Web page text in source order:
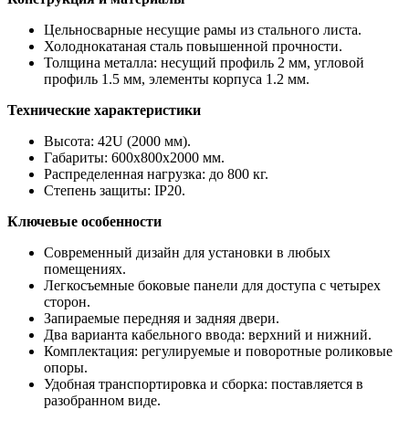
Цельносварные несущие рамы из стального листа.
Холоднокатаная сталь повышенной прочности.
Толщина металла: несущий профиль 2 мм, угловой
профиль 1.5 мм, элементы корпуса 1.2 мм.
Технические характеристики
Высота: 42U (2000 мм).
Габариты: 600x800x2000 мм.
Распределенная нагрузка: до 800 кг.
Степень защиты: IP20.
Ключевые особенности
Современный дизайн для установки в любых
помещениях.
Легкосъемные боковые панели для доступа с четырех
сторон.
Запираемые передняя и задняя двери.
Два варианта кабельного ввода: верхний и нижний.
Комплектация: регулируемые и поворотные роликовые
опоры.
Удобная транспортировка и сборка: поставляется в
разобранном виде.